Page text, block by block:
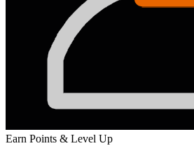
Earn Points & Level Up